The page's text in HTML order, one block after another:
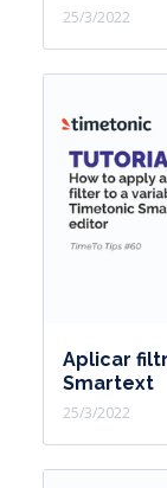
25/3/2022
Aplicar
Smartext
25/3/2022